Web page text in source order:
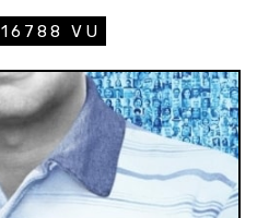
16788 VU